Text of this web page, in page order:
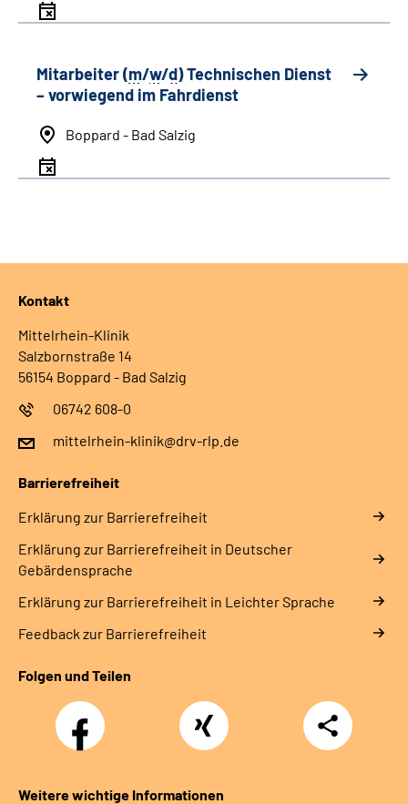
Mitarbeiter (m/w/d) Technischen Dienst
– vorwiegend im Fahrdienst
Boppard - Bad Salzig
Kontakt
Mittelrhein-Klinik
Salzbornstraße 14
56154 Boppard - Bad Salzig
06742 608-0
mittelrhein-klinik@drv-rlp.de
Barrierefreiheit
Erklärung zur Barrierefreiheit
Erklärung zur Barrierefreiheit in Deutscher
Gebärdensprache
Erklärung zur Barrierefreiheit in Leichter Sprache
Feedback zur Barrierefreiheit
Folgen und Teilen
Facebook Xing
Teilen
Weitere wichtige Informationen